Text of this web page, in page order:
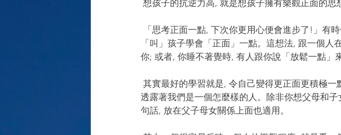
想孩子的抗逆力高, 就是想孩子擁有樂觀正面的思
「叫」孩子學會「正面」一點。這想法, 跟一個
你; 或者, 你睡不著覺時, 有人跟你說「放鬆一點」
透露著我們是一個怎麼樣的人。除非你想父母和
句話, 放在父子母女關係上面也適用。